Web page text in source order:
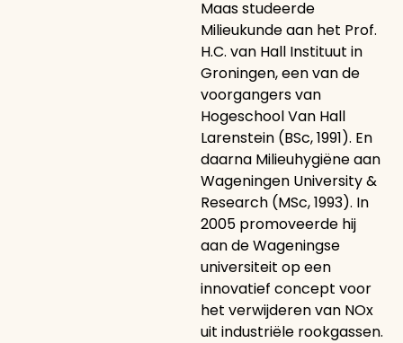
Maas studeerde
Milieukunde aan het Prof.
H.C. van Hall Instituut in
Groningen, een van de
voorgangers van
Hogeschool Van Hall
Larenstein (BSc, 1991). En
daarna Milieuhygiëne aan
Wageningen University &
Research (MSc, 1993). In
2005 promoveerde hij
aan de Wageningse
universiteit op een
innovatief concept voor
het verwijderen van NOx
uit industriële rookgassen.